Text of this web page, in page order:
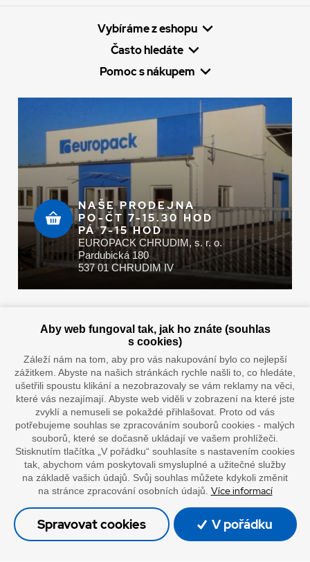
Vybíráme z eshopu
Často hledáte
Pomoc s nákupem
NAŠE PRODEJNA
PO-ČT 7-15.30 HOD
PÁ 7-15 HOD
EUROPACK CHRUDIM, s. r. o.
Pardubická 180
537 01 CHRUDIM IV
Doprava vaším oblíbeným dopravcem
”Lepíme s jistotou”
© Oficiální stránky společnosti Europack
Aby web fungoval tak, jak ho znáte (souhlas
s cookies)
Záleží nám na tom, aby pro vás nakupování bylo co nejlepší
zážitkem. Abyste na našich stránkách rychle našli to, co hledáte,
ušetřili spoustu klikání a nezobrazovaly se vám reklamy na věci,
které vás nezajímají. Abyste web viděli v zobrazení na které jste
zvyklí a nemuseli se pokaždé přihlašovat. Proto od vás
potřebujeme souhlas se zpracováním souborů cookies - malých
souborů, které se dočasně ukládají ve vašem prohlížeči.
Stisknutím tlačítka „V pořádku“ souhlasíte s nastavením cookies
tak, abychom vám poskytovali smysluplné a užitečné služby
na základě vašich údajů. Svůj souhlas můžete kdykoli změnit
na stránce zpracování osobních údajů. Více informací
Spravovat cookies V pořádku